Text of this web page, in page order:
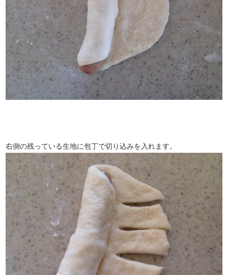
右側の残っている生地に包丁で切り込みを入れます。